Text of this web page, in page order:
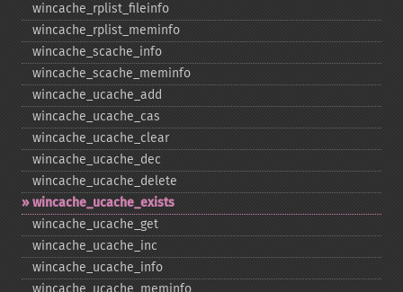
wincache_​rplist_​fileinfo
wincache_​rplist_​meminfo
wincache_​scache_​info
wincache_​scache_​meminfo
wincache_​ucache_​add
wincache_​ucache_​cas
wincache_​ucache_​clear
wincache_​ucache_​dec
wincache_​ucache_​delete
wincache_​ucache_​exists
wincache_​ucache_​get
wincache_​ucache_​inc
wincache_​ucache_​info
wincache_​ucache_​meminfo